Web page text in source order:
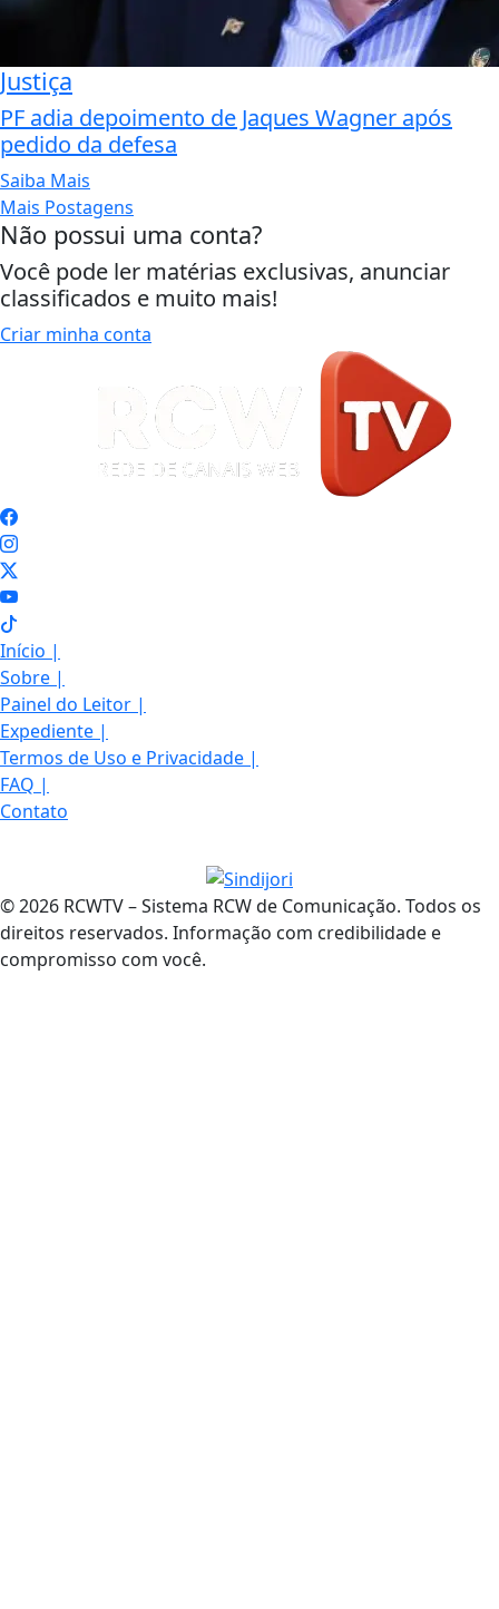
Justiça
PF adia depoimento de Jaques Wagner após
pedido da defesa
Saiba Mais
Mais Postagens
Não possui uma conta?
Você pode ler matérias exclusivas, anunciar
classificados e muito mais!
Criar minha conta
Início |
Sobre |
Painel do Leitor |
Expediente |
Termos de Uso e Privacidade |
FAQ |
Contato
© 2026 RCWTV – Sistema RCW de Comunicação. Todos os
direitos reservados. Informação com credibilidade e
compromisso com você.